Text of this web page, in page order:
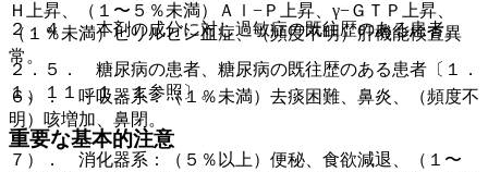
２．４． 本剤の成分に対し過敏症の既往歴のある患者。
２．５． 糖尿病の患者、糖尿病の既往歴のある患者〔１．
１、１１．１．１参照〕。
重要な基本的注意
Ｈ上昇、（１〜５％未満）Ａｌ−Ｐ上昇、γ−ＧＴＰ上昇、
（１％未満）ビリルビン血症、（頻度不明）肝機能検査異
常。
６）． 呼吸器系：（１％未満）去痰困難、鼻炎、（頻度不
明）咳増加、鼻閉。
７）． 消化器系：（５％以上）便秘、食欲減退、（１〜